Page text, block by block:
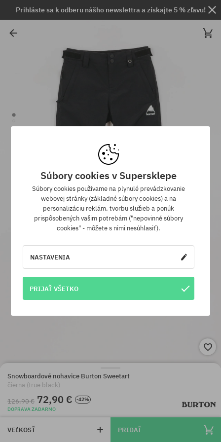
Prihláste sa k odberu nášho newslettra a získajte 5 % zľavu!
Snowboardové nohavice Burton Sweetart
čierna (true black)
126,90 € 72,90 €
-42%
DOPRAVA ZADARMO
VEĽKOSŤ PRIDAŤ
Súbory cookies v Supersklepe
Súbory cookies používame na plynulé prevádzkovanie
webovej stránky (základné súbory cookies) a na
personalizáciu reklám, tvorbu služieb a ponúk
prispôsobených vašim potrebám ("nepovinné súbory
cookies" - môžete s nimi nesúhlasiť).
NASTAVENIA
PRIJAŤ VŠETKO